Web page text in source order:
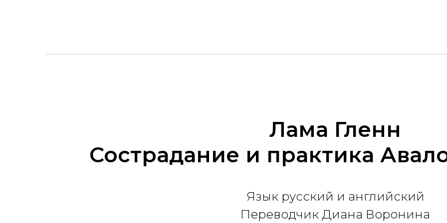
Лама Гленн
Сострадание и практика
Язык русский и английский
Переводчик Диана Воронина